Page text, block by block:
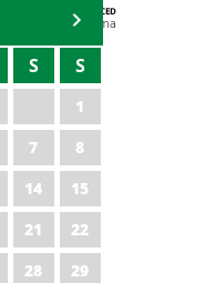
AGENDA DA CODED/CED
Vagna Lima
S S
1
7
8
14
15
21
22
28
29